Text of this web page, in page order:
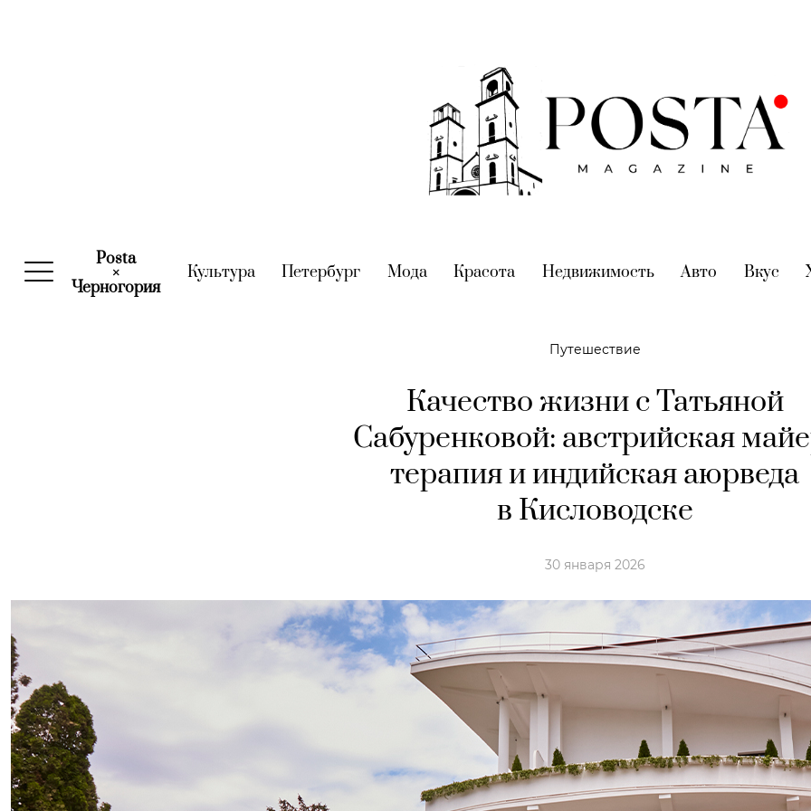
Posta
×
Черногория(current)
Культура(current)
Петербург (current)
Мода(current)
Красота (current)
Недвижимость(current)
Авто (current)
Вкус
Путешествие
Качество жизни с Татьяной
Сабуренковой: австрийская
терапия и индийская аюрведа
в Кисловодске
30 января 2026